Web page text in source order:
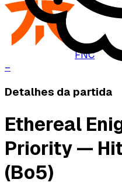
FNC
–
Detalhes da partida
Ethereal
Priority —
(Bo5)